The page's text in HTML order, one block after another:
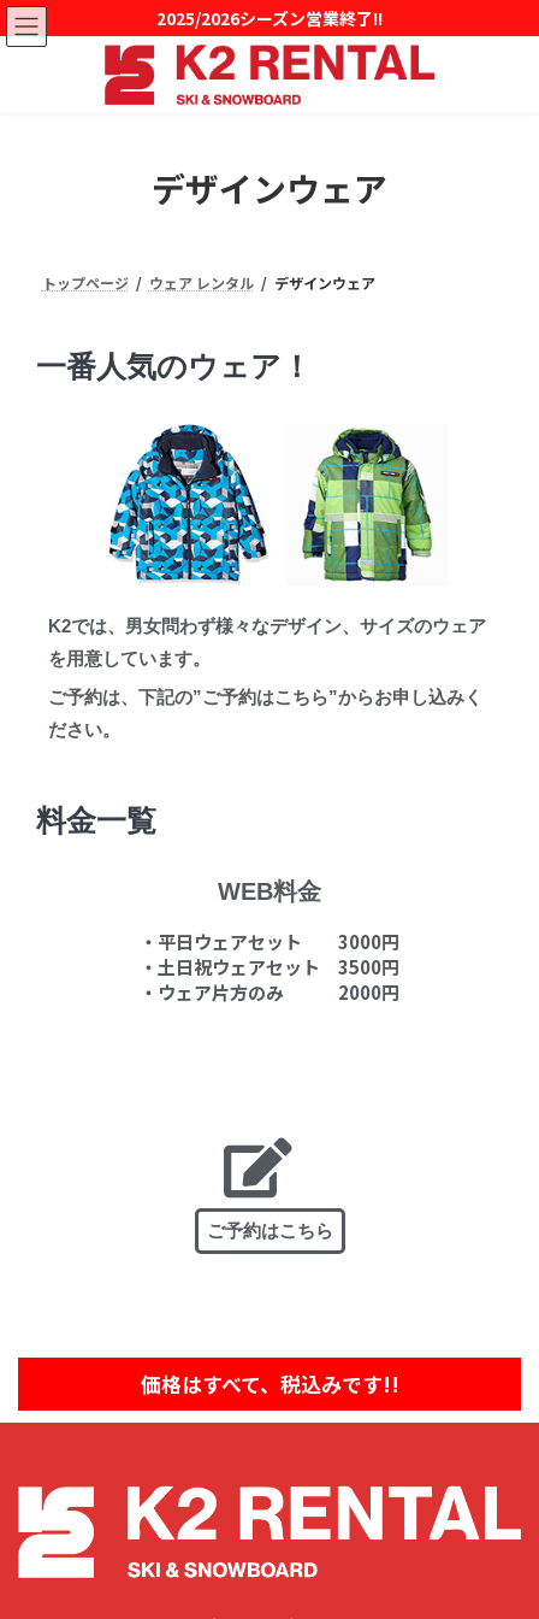
2025/2026シーズン営業終了!!
デザインウェア
トップページ ウェア レンタル デザインウェア
一番人気のウェア！
K2では、男女問わず様々なデザイン、サイズのウェア
を用意しています。
ご予約は、下記の”ご予約はこちら”からお申し込みく
ださい。
料金一覧
WEB料金
・平日ウェアセット 3000円
・土日祝ウェアセット 3500円
・ウェア片方のみ 2000円
ご予約はこちら
価格はすべて、税込みです!!